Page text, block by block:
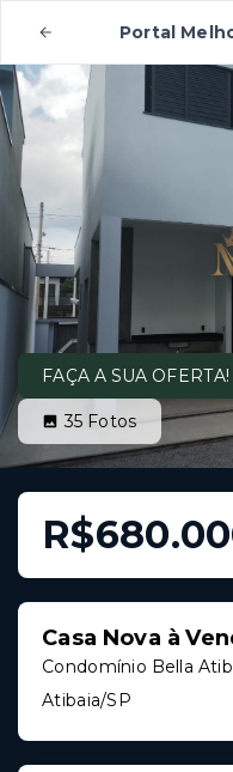
Portal
FAÇA A SUA OFERTA!
35 Fotos
Casa Nova à
Condomínio Bella
Atibaia/SP